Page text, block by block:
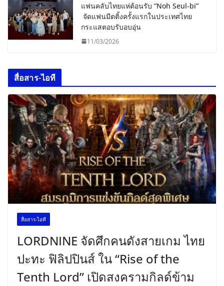
แฟนคลับไทยแห่ต้อนรับ “Noh Seul-bi”
จัดแฟนมีตติ้งครั้งแรกในประเทศไทย
กระแสตอบรับอบอุ่น
11/03/2026
สื่อสาร-ไอที
สื่อสาร-ไอที
LORDNINE จัดศึกคนดังสายเกม ไทย
ปะทะ ฟิลิปปินส์ ใน “Rise of the
Tenth Lord” เปิดสงครามกิลด์ข้าม